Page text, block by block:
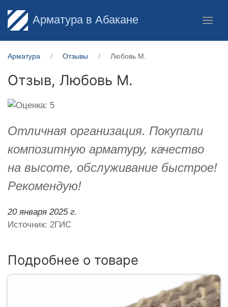
Арматура в Абакане
Арматура Отзывы Любовь М.
Отзыв, Любовь М.
Отличная организация. Покупали
композитную арматуру, качество
на высоте, обслуживание быстрое!
Рекомендую!
20 января 2025 г.
Источник: 2ГИС
Подробнее о товаре